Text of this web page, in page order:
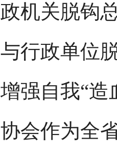
政机关脱钩
与行政单位
增强自我“造
协会作为全